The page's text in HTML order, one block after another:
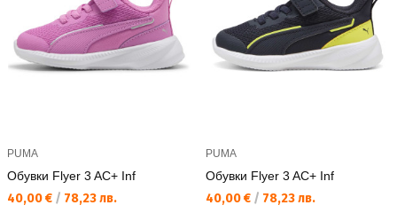
PUMA
Обувки Flyer 3 AC+ Inf
Текуща цена:
40,00 € / 78,23 лв.
PUMA
Обувки Flyer 3 AC+ Inf
Текуща цена:
40,00 € / 78,23 лв.